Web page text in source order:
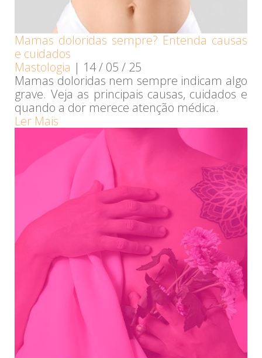
Mamas doloridas sempre? Entenda causas
e cuidados
Mastologia | 14 / 05 / 25
Mamas doloridas nem sempre indicam algo
grave. Veja as principais causas, cuidados e
quando a dor merece atenção médica.
Ler Mais